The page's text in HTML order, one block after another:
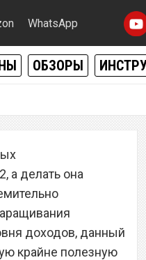
WhatsApp
ОБЗОРЫ
на
а делать она
доходов, данный
крайне полезную